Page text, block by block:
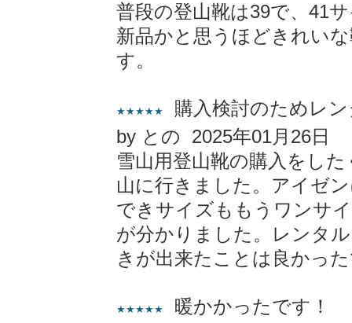
普段の登山靴は39で、41
新品かと思うほどきれい
す。
★★★★★
購入検討のためレ
by との 2025年01月26日
雪山用登山靴の購入をし
山に行きました。アイゼ
できサイズももうワンサ
が分かりました。レンタ
きが出来たことは良かっ
★★★★★
暖かかったです！